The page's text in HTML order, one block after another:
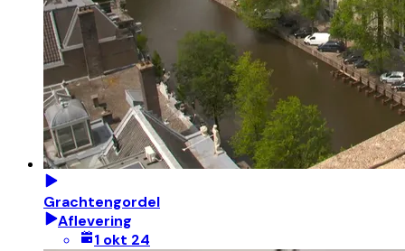
Grachtengordel
Aflevering
1 okt 24